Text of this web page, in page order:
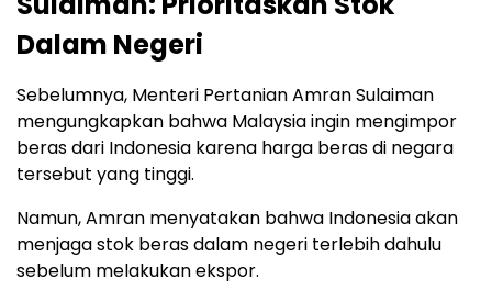
Dalam Negeri
Sebelumnya, Menteri Pertanian Amran Sulaiman
mengungkapkan bahwa Malaysia ingin mengimpor
beras dari Indonesia karena harga beras di negara
tersebut yang tinggi.
Namun, Amran menyatakan bahwa Indonesia akan
menjaga stok beras dalam negeri terlebih dahulu
sebelum melakukan ekspor.